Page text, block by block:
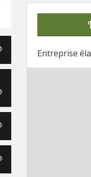
Entreprise